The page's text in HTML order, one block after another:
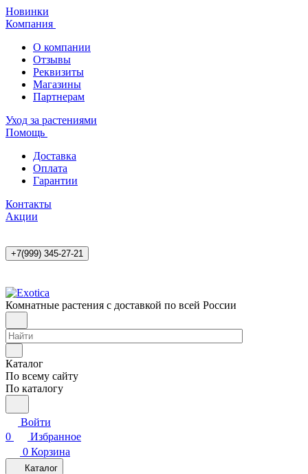
Новинки
Компания
О компании
Отзывы
Реквизиты
Магазины
Партнерам
Уход за растениями
Помощь
Доставка
Оплата
Гарантии
Контакты
Акции
+7(999) 345-27-21
Комнатные растения с доставкой по всей России
Каталог
По всему сайту
По каталогу
Войти
0
Избранное
0 Корзина
Каталог